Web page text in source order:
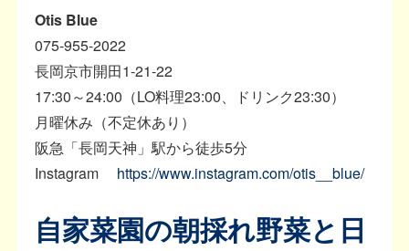
Otis Blue
075-955-2022
長岡京市開田1-21-22
17:30～24:00（LO料理23:00、ドリンク23:30）
月曜休み（不定休あり）
阪急「長岡天神」駅から徒歩5分
Instagram https://www.instagram.com/otis__blue/
自家菜園の朝採れ野菜と日